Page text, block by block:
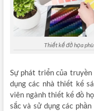
Thiết kế đồ họa
Sự phát triển của
dụng các nhà thiết kế
viên ngành thiết kế đồ
sắc và sử dụng các